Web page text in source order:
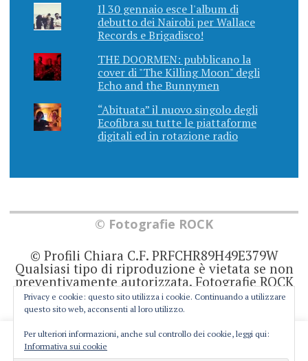
Il 30 gennaio esce l'album di
debutto dei Nairobi per Wallace
Records e Brigadisco!
THE DOORMEN: pubblicano la
cover di "The Killing Moon" degli
Echo and the Bunnymen
“Abituata” il nuovo singolo degli
Ecofibra su tutte le piattaforme
digitali ed in rotazione radio
© Fotografie ROCK
© Profili Chiara C.F. PRFCHR89H49E379W
Qualsiasi tipo di riproduzione è vietata se non
preventivamente autorizzata. Fotografie ROCK
non rappresenta una testata giornalistica in
quanto viene aggiornato senza alcuna
prodotto editoriale ai sensi della legge 62 del
7/3/2001. Ogni autore è direttamente
This website uses cookies to improve your experience. We'll
Privacy e cookie: questo sito utilizza i cookie. Continuando a utilizzare
questo sito web, acconsenti al loro utilizzo.
Per ulteriori informazioni, anche sul controllo dei cookie, leggi qui:
Informativa sui cookie